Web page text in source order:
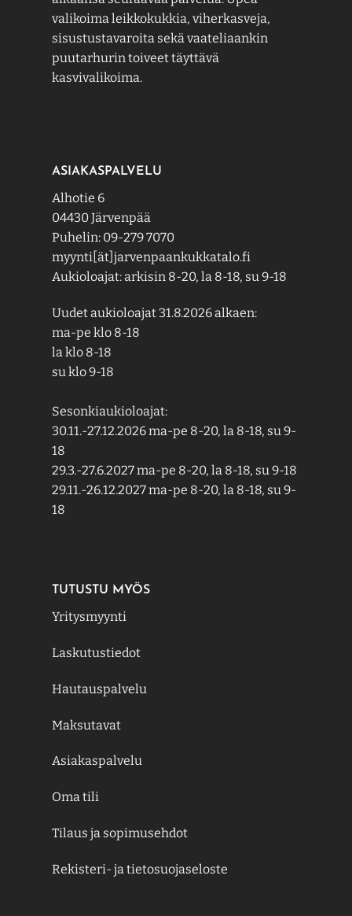
valikoima leikkokukkia, viherkasveja,
sisustustavaroita sekä vaateliaankin
puutarhurin toiveet täyttävä
kasvivalikoima.
ASIAKASPALVELU
Alhotie 6
04430 Järvenpää
Puhelin: 09-279 7070
myynti[ät]jarvenpaankukkatalo.fi
Aukioloajat: arkisin 8-20, la 8-18, su 9-18
Uudet aukioloajat 31.8.2026 alkaen:
ma-pe klo 8-18
la klo 8-18
su klo 9-18
Sesonkiaukioloajat:
30.11.-27.12.2026 ma-pe 8-20, la 8-18, su 9-
18
29.3.-27.6.2027 ma-pe 8-20, la 8-18, su 9-18
29.11.-26.12.2027 ma-pe 8-20, la 8-18, su 9-
18
TUTUSTU MYÖS
Yritysmyynti
Laskutustiedot
Hautauspalvelu
Maksutavat
Asiakaspalvelu
Oma tili
Tilaus ja sopimusehdot
Rekisteri- ja tietosuojaseloste